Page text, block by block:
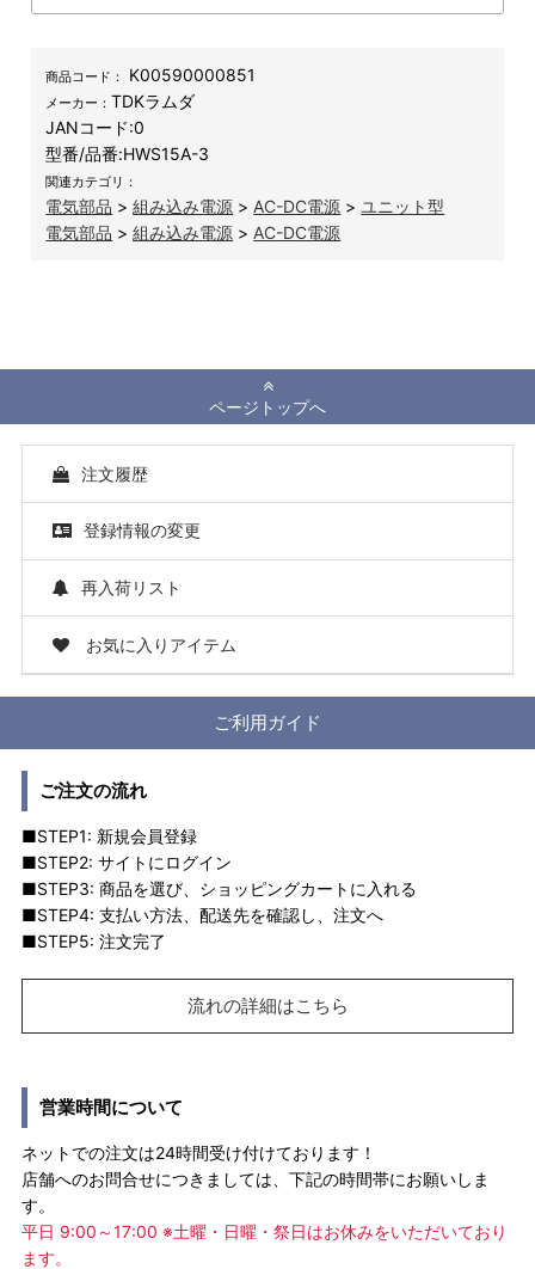
商品コード： K00590000851
メーカー：TDKラムダ
JANコード:0
型番/品番:HWS15A-3
関連カテゴリ：
電気部品 >組み込み電源 > AC-DC電源 > ユニット型
電気部品 >組み込み電源 > AC-DC電源
ページトップへ
注文履歴
登録情報の変更
再入荷リスト
お気に入りアイテム
ご利用ガイド
ご注文の流れ
■STEP1: 新規会員登録
■STEP2: サイトにログイン
■STEP3: 商品を選び、ショッピングカートに入れる
■STEP4: 支払い方法、配送先を確認し、注文へ
■STEP5: 注文完了
流れの詳細はこちら
営業時間について
ネットでの注文は24時間受け付けております！
店舗へのお問合せにつきましては、下記の時間帯にお願いしま
す。
平日 9:00～17:00 ※土曜・日曜・祭日はお休みをいただいており
ます。